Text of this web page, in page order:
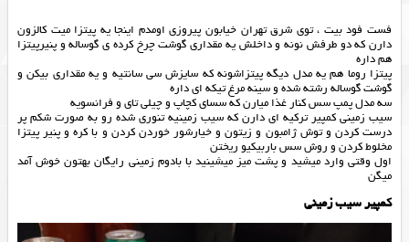
فست فود بیت ، توی شرق تهران خیابون پیروزی اومدم اینجا یه پیتزا میت کالزون
دارن که دو طرفش نونه و داخلش یه مقداری گوشت چرخ کرده ی گوساله و پنیرپیتزا
هم داره
پیتزا روما هم یه مدل دیگه پیتزاشونه که سایزش سی سانتیه و یه مقداری بیکن و
گوشت گوساله رشته شده و سینه مرغ تیکه ای داره
سه مدل پمپ سس کنار غذا میارن که سسای کچاپ و چیلی تای و فرانسویه
سیب زمینی کمپیر ترکیه ای دارن که سیب زمینیه تنوری شده رو به صورت شکم پر
درست کردن و توش ژامبون و زیتون و خیارشور خوردن کردن و با کره و پنیر پیتزا
مخلوط کردن و روش سس باربیکیو ریختن
اول وقتی وارد میشید و پشت میز میشینید با بادوم زمینی رایگان بهتون خوش آمد
میگن
کمپیر سیب زمینی